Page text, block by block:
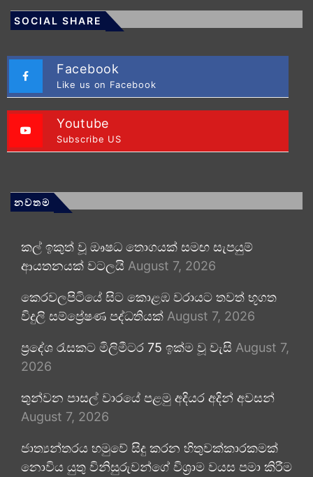
SOCIAL SHARE
Facebook
Like us on Facebook
Youtube
Subscribe US
නවතම
කල් ඉකුත් වූ ඖෂධ තොගයක් සමඟ සැපයුම්
ආයතනයක් වටලයි August 7, 2026
කෙරවලපිටියේ සිට කොළඹ වරායට තවත් භූගත
විදුලි සම්ප්‍රේෂණ පද්ධතියක් August 7, 2026
ප්‍රදේශ රැසකට මිලිමීටර 75 ඉක්ම වූ වැසි August 7,
2026
තුන්වන පාසල් වාරයේ පළමු අදියර අදින් අවසන්
August 7, 2026
ජාත්‍යන්තරය හමුවේ සිදු කරන හිතුවක්කාරකමක්
නොවිය යුතු විනිසුරුවන්ගේ විශ්‍රාම වයස පමා කිරීම